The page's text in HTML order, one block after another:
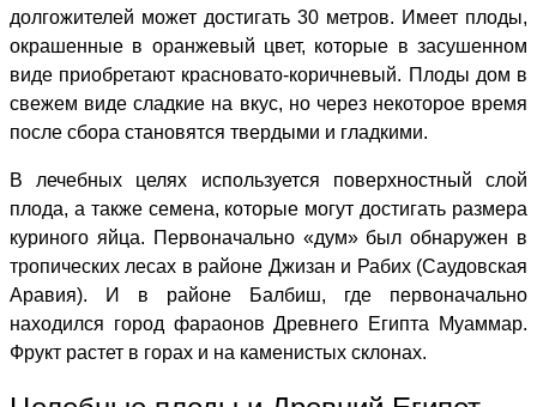
долгожителей может достигать 30 метров. Имеет плоды,
окрашенные в оранжевый цвет, которые в засушенном
виде приобретают красновато-коричневый. Плоды дом в
свежем виде сладкие на вкус, но через некоторое время
после сбора становятся твердыми и гладкими.
В лечебных целях используется поверхностный слой
плода, а также семена, которые могут достигать размера
куриного яйца. Первоначально «дум» был обнаружен в
тропических лесах в районе Джизан и Рабих (Саудовская
Аравия). И в районе Балбиш, где первоначально
находился город фараонов Древнего Египта Муаммар.
Фрукт растет в горах и на каменистых склонах.